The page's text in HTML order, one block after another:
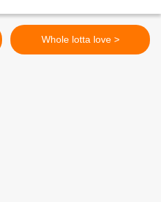
Whole lotta love >